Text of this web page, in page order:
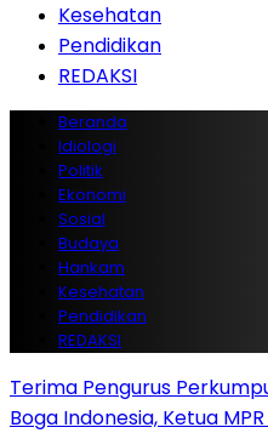
Kesehatan
Pendidikan
REDAKSI
Beranda
Idiologi
Politik
Ekonomi
Sosial
Budaya
Hankam
Kesehatan
Pendidikan
REDAKSI
Terima Pengurus
Boga Indonesia, Ketua